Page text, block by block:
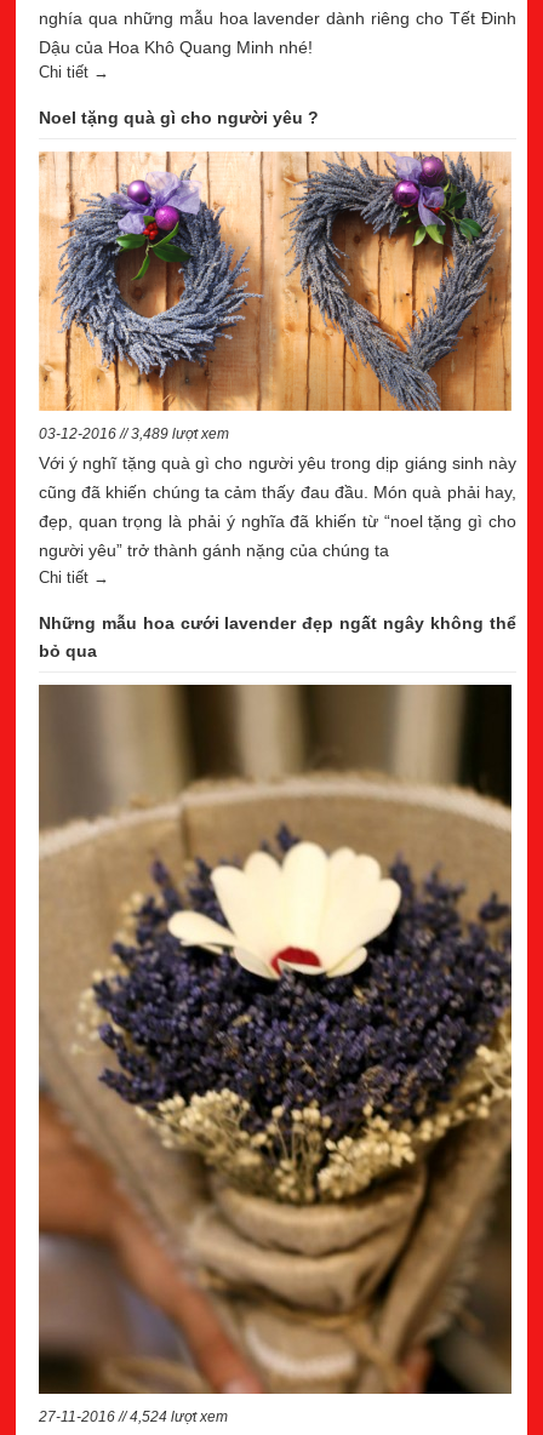
nghía qua những mẫu hoa lavender dành riêng cho Tết Đinh
Dậu của Hoa Khô Quang Minh nhé!
Chi tiết →
Noel tặng quà gì cho người yêu ?
03-12-2016 // 3,489 lượt xem
Với ý nghĩ tặng quà gì cho người yêu trong dịp giáng sinh này
cũng đã khiến chúng ta cảm thấy đau đầu. Món quà phải hay,
đẹp, quan trọng là phải ý nghĩa đã khiến từ “noel tặng gì cho
người yêu” trở thành gánh nặng của chúng ta
Chi tiết →
Những mẫu hoa cưới lavender đẹp ngất ngây không thể
bỏ qua
27-11-2016 // 4,524 lượt xem